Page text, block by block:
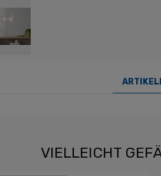
VIELLEICHT